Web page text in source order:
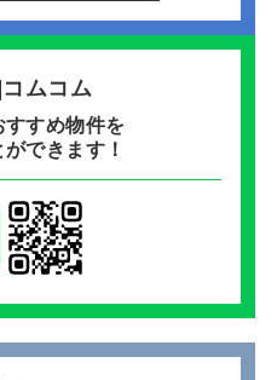
ムコム
すめ物件を
できます！